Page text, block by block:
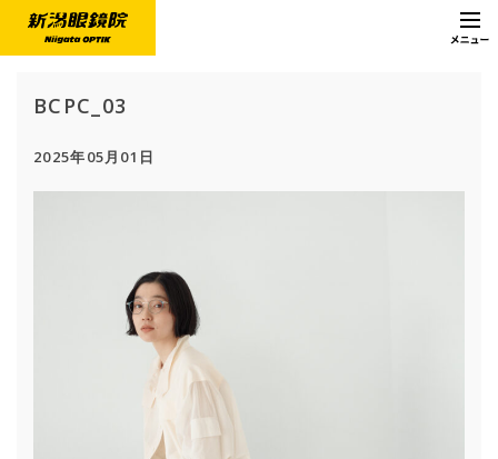
BCPC_03
2025年05月01日